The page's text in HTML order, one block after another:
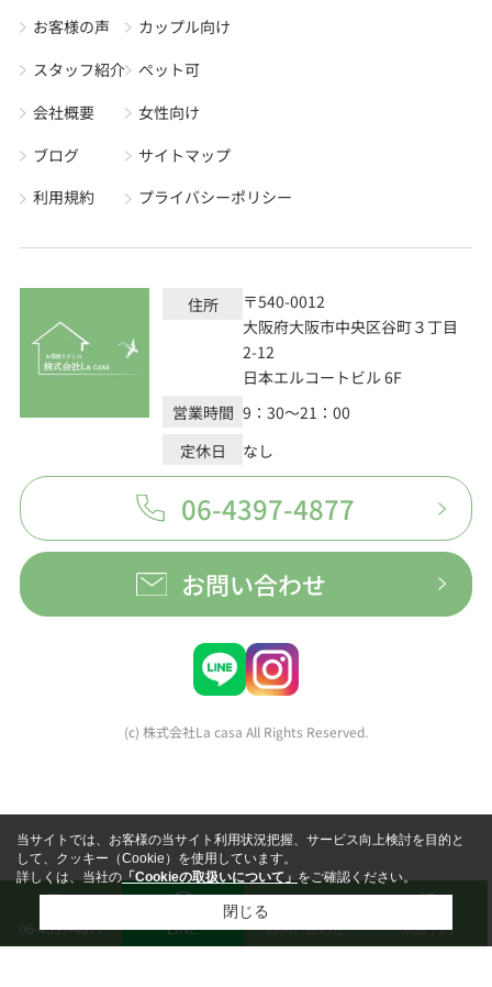
お客様の声
スタッフ紹介
会社概要
ブログ
利用規約
カップル向け
ペット可
女性向け
サイトマップ
プライバシーポリシー
住所
〒540-0012
大阪府大阪市中央区谷町３丁目
2-12
日本エルコートビル 6F
営業時間 9：30～21：00
定休日
なし
06-4397-4877
お問い合わせ
(c) 株式会社La casa All Rights Reserved.
06-4397-4877 LINE お問い合わせ 来店予約
当サイトでは、お客様の当サイト利用状況把握、サービス向上検討を目的と
して、クッキー（Cookie）を使用しています。
詳しくは、当社の「Cookieの取扱いについて」をご確認ください。
閉じる